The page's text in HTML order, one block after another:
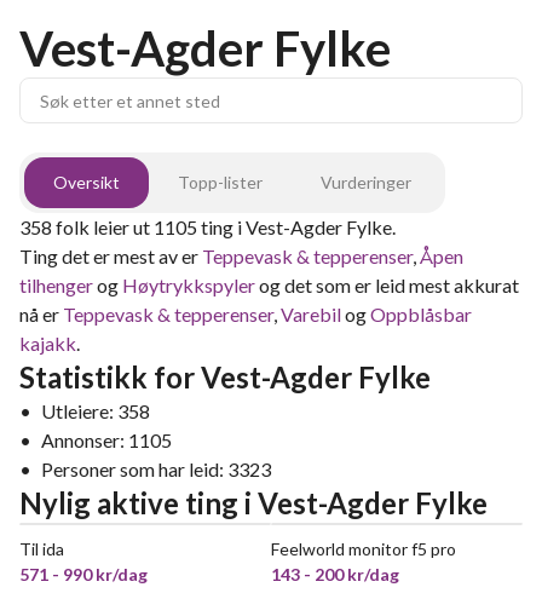
Vest-Agder Fylke
Oversikt Topp-lister Vurderinger
358 folk leier ut 1105ting iVest-Agder Fylke.
Ting det er mest av er Teppevask & tepperenser,Åpen
tilhengerog Høytrykkspylerog det som er leid mest akkurat
nå er Teppevask & tepperenser,VarebilogOppblåsbar
kajakk.
Statistikk forVest-Agder Fylke
• Utleiere: 358
• Annonser: 1105
• Personer som har leid: 3323
Nylig aktive ting i Vest-Agder Fylke
Til ida
571 - 990 kr/dag
Feelworld monitor f5 pro
143 - 200 kr/dag